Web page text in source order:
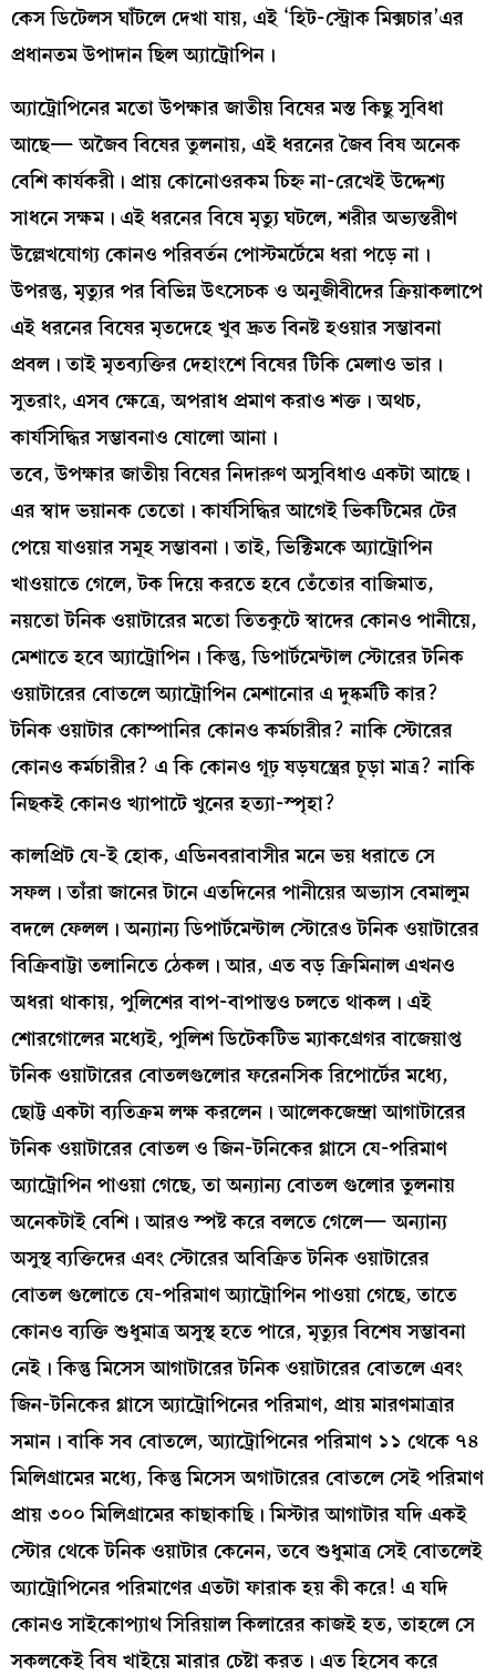
কেস ডিটেলস ঘাঁটলে দেখা যায়, এই ‘হিট-স্ট্রোক মিক্সচার’এর
প্রধানতম উপাদান ছিল অ্যাট্রোপিন।
অ্যাট্রোপিনের মতো উপক্ষার জাতীয় বিষের মস্ত কিছু সুবিধা
আছে— অজৈব বিষের তুলনায়, এই ধরনের জৈব বিষ অনেক
বেশি কার্যকরী। প্রায় কোনোওরকম চিহ্ন না-রেখেই উদ্দেশ্য
সাধনে সক্ষম। এই ধরনের বিষে মৃত্যু ঘটলে, শরীর অভ্যন্তরীণ
উল্লেখযোগ্য কোনও পরিবর্তন পোস্টমর্টেমে ধরা পড়ে না।
উপরন্তু, মৃত্যুর পর বিভিন্ন উৎসেচক ও অনুজীবীদের ক্রিয়াকলাপে
এই ধরনের বিষের মৃতদেহে খুব দ্রুত বিনষ্ট হওয়ার সম্ভাবনা
প্রবল। তাই মৃতব্যক্তির দেহাংশে বিষের টিকি মেলাও ভার।
সুতরাং, এসব ক্ষেত্রে, অপরাধ প্রমাণ করাও শক্ত। অথচ,
কার্যসিদ্ধির সম্ভাবনাও ষোলো আনা।
তবে, উপক্ষার জাতীয় বিষের নিদারুণ অসুবিধাও একটা আছে।
এর স্বাদ ভয়ানক তেতো। কার্যসিদ্ধির আগেই ভিকটিমের টের
পেয়ে যাওয়ার সমূহ সম্ভাবনা। তাই, ভিক্টিমকে অ্যাট্রোপিন
খাওয়াতে গেলে, টক দিয়ে করতে হবে তেঁতোর বাজিমাত,
নয়তো টনিক ওয়াটারের মতো তিতকুটে স্বাদের কোনও পানীয়ে,
মেশাতে হবে অ্যাট্রোপিন। কিন্তু, ডিপার্টমেন্টাল স্টোরের টনিক
ওয়াটারের বোতলে অ্যাট্রোপিন মেশানোর এ দুষ্কর্মটি কার?
টনিক ওয়াটার কোম্পানির কোনও কর্মচারীর? নাকি স্টোরের
কোনও কর্মচারীর? এ কি কোনও গূঢ় ষড়যন্ত্রের চূড়া মাত্র? নাকি
নিছকই কোনও খ্যাপাটে খুনের হত্যা-স্পৃহা?
কালপ্রিট যে-ই হোক, এডিনবরাবাসীর মনে ভয় ধরাতে সে
সফল। তাঁরা জানের টানে এতদিনের পানীয়ের অভ্যাস বেমালুম
বদলে ফেলল। অন্যান্য ডিপার্টমেন্টাল স্টোরেও টনিক ওয়াটারের
বিক্রিবাট্টা তলানিতে ঠেকল। আর, এত বড় ক্রিমিনাল এখনও
অধরা থাকায়, পুলিশের বাপ-বাপান্তও চলতে থাকল। এই
শোরগোলের মধ্যেই, পুলিশ ডিটেকটিভ ম্যাকগ্রেগর বাজেয়াপ্ত
টনিক ওয়াটারের বোতলগুলোর ফরেনসিক রিপোর্টের মধ্যে,
ছোট্ট একটা ব্যতিক্রম লক্ষ করলেন। আলেকজেন্দ্রা আগাটারের
টনিক ওয়াটারের বোতল ও জিন-টনিকের গ্লাসে যে-পরিমাণ
অ্যাট্রোপিন পাওয়া গেছে, তা অন্যান্য বোতল গুলোর তুলনায়
অনেকটাই বেশি। আরও স্পষ্ট করে বলতে গেলে— অন্যান্য
অসুস্থ ব্যক্তিদের এবং স্টোরের অবিক্রিত টনিক ওয়াটারের
বোতল গুলোতে যে-পরিমাণ অ্যাট্রোপিন পাওয়া গেছে, তাতে
কোনও ব্যক্তি শুধুমাত্র অসুস্থ হতে পারে, মৃত্যুর বিশেষ সম্ভাবনা
নেই। কিন্তু মিসেস আগাটারের টনিক ওয়াটারের বোতলে এবং
জিন-টনিকের গ্লাসে অ্যাট্রোপিনের পরিমাণ, প্রায় মারণমাত্রার
সমান। বাকি সব বোতলে, অ্যাট্রোপিনের পরিমাণ ১১ থেকে ৭৪
মিলিগ্রামের মধ্যে, কিন্তু মিসেস অগাটারের বোতলে সেই পরিমাণ
প্রায় ৩০০ মিলিগ্রামের কাছাকাছি। মিস্টার আগাটার যদি একই
স্টোর থেকে টনিক ওয়াটার কেনেন, তবে শুধুমাত্র সেই বোতলেই
অ্যাট্রোপিনের পরিমাণের এতটা ফারাক হয় কী করে! এ যদি
কোনও সাইকোপ্যাথ সিরিয়াল কিলারের কাজই হত, তাহলে সে
সকলকেই বিষ খাইয়ে মারার চেষ্টা করত। এত হিসেব করে